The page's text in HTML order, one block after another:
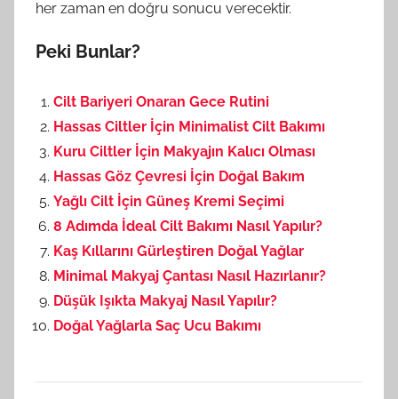
her zaman en doğru sonucu verecektir.
Peki Bunlar?
Cilt Bariyeri Onaran Gece Rutini
Hassas Ciltler İçin Minimalist Cilt Bakımı
Kuru Ciltler İçin Makyajın Kalıcı Olması
Hassas Göz Çevresi İçin Doğal Bakım
Yağlı Cilt İçin Güneş Kremi Seçimi
8 Adımda İdeal Cilt Bakımı Nasıl Yapılır?
Kaş Kıllarını Gürleştiren Doğal Yağlar
Minimal Makyaj Çantası Nasıl Hazırlanır?
Düşük Işıkta Makyaj Nasıl Yapılır?
Doğal Yağlarla Saç Ucu Bakımı